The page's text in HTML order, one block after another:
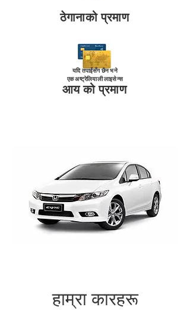
ठेगानाको प्रमाण
आय को प्रमाण
यदि तपाईंसँग छैन भने
एक अष्ट्रेलियाली लाइसेन्स
हाम्रा कारहरू